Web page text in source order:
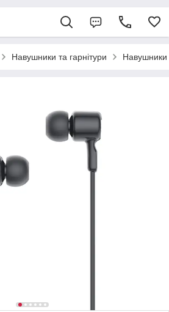
Навушники та гарнітури Навушники